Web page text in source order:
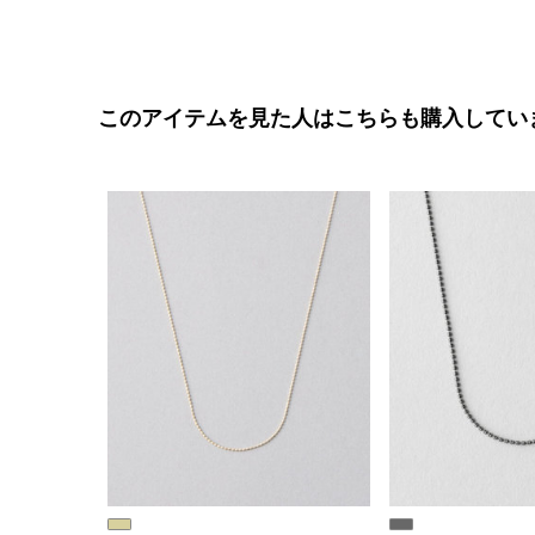
このアイテムを見た人はこちらも購入してい